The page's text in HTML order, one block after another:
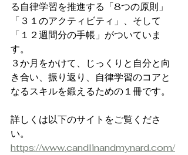
る自律学習を推進する「8つの原則」
「３１のアクティビティ」、そして
「１２週間分の手帳」がついていま
す。
３か月をかけて、じっくりと自分と向
き合い、振り返り、自律学習のコアと
なるスキルを鍛えるための１冊です。
詳しくは以下のサイトをご覧くださ
い。
https://www.candlinandmynard.com/